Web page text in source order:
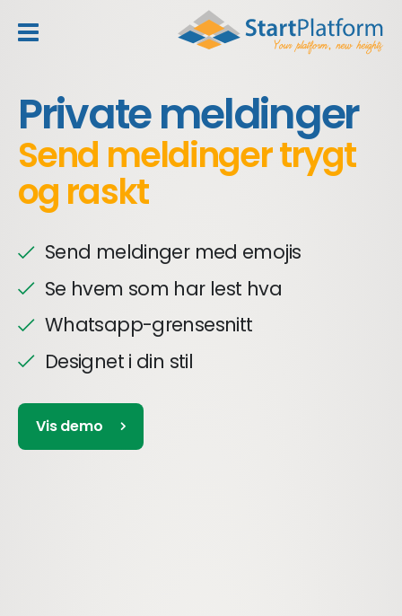
Private meldinger
Send meldinger trygt
og raskt
Send meldinger med emojis
Se hvem som har lest hva
Whatsapp-grensesnitt
Designet i din stil
Vis demo
header_toggle_navigation